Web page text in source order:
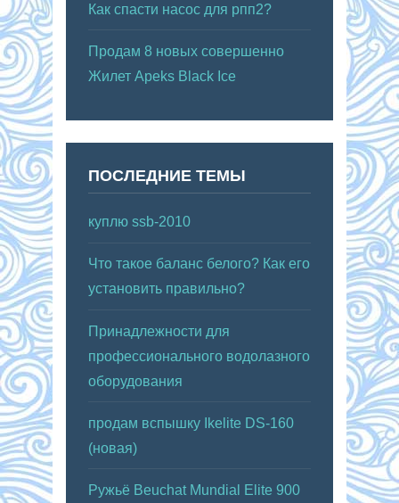
Как спасти насос для рпп2?
Продам 8 новых совершенно
Жилет Apeks Black Ice
ПОСЛЕДНИЕ ТЕМЫ
куплю ssb-2010
Что такое баланс белого? Как его
установить правильно?
Принадлежности для
профессионального водолазного
оборудования
продам вспышку Ikelite DS-160
(новая)
Ружьё Beuchat Mundial Elite 900